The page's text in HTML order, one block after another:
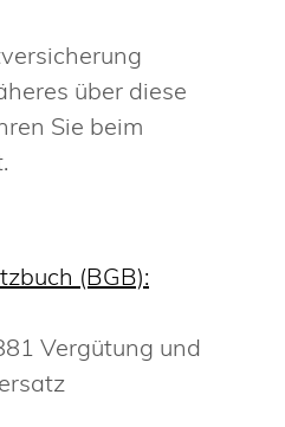
über diese
Sie beim
(BGB):
Vergütung und